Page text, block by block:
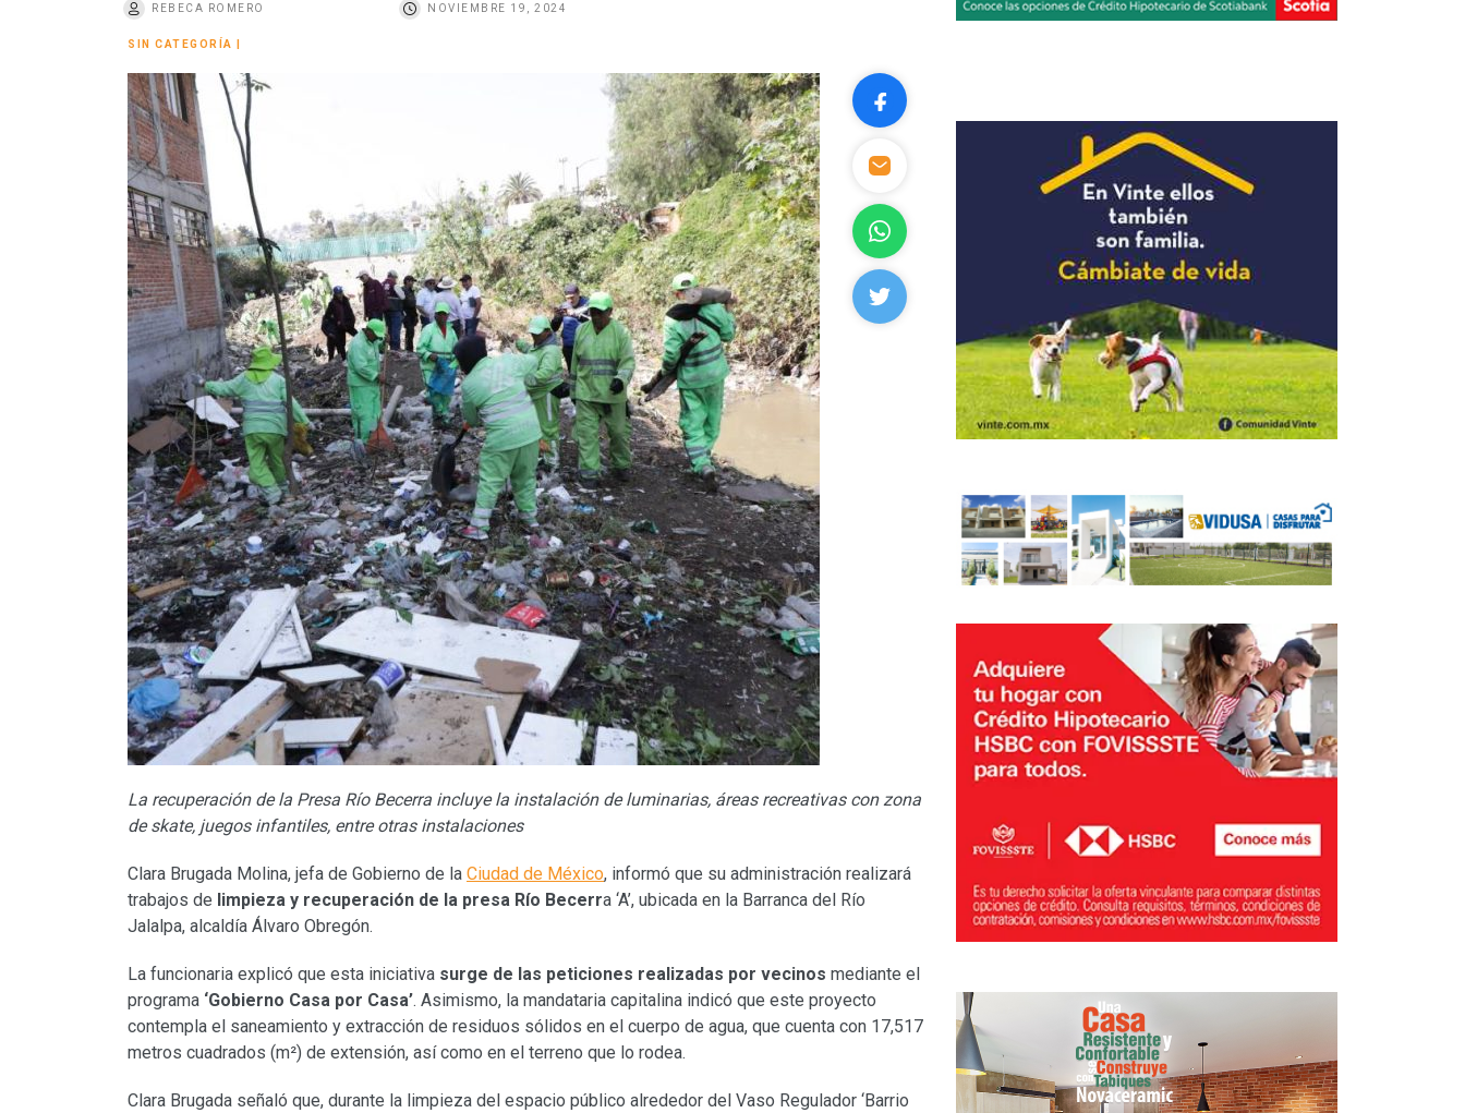
REBECA ROMERO NOVIEMBRE 19, 2024
SIN CATEGORÍA
La recuperación de la Presa Río Becerra incluye la instalación de luminarias, áreas recreativas con zona
de skate, juegos infantiles, entre otras instalaciones
Clara Brugada Molina, jefa de Gobierno de la Ciudad de México, informó que su administración realizará
trabajos de limpieza y recuperación de la presa Río Becerra ‘A’, ubicada en la Barranca del Río
Jalalpa, alcaldía Álvaro Obregón.
La funcionaria explicó que esta iniciativa surge de las peticiones realizadas por vecinos mediante el
programa ‘Gobierno Casa por Casa’. Asimismo, la mandataria capitalina indicó que este proyecto
contempla el saneamiento y extracción de residuos sólidos en el cuerpo de agua, que cuenta con 17,517
metros cuadrados (m²) de extensión, así como en el terreno que lo rodea.
Clara Brugada señaló que, durante la limpieza del espacio público alrededor del Vaso Regulador ‘Barrio